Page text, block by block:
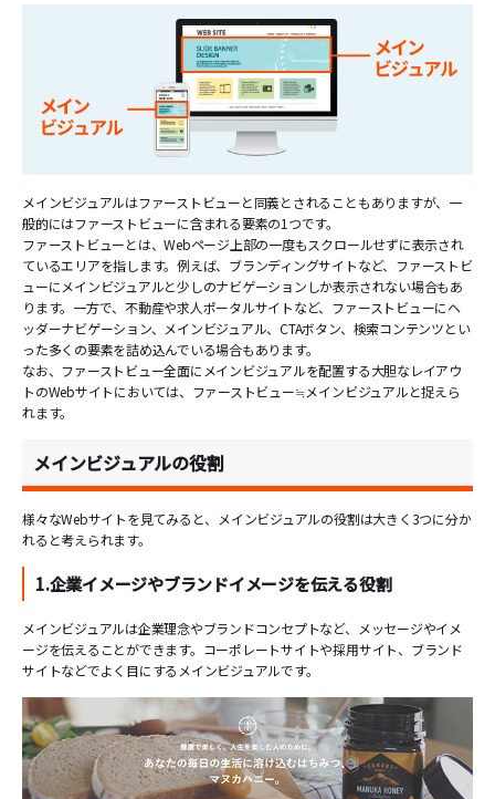
メインビジュアルはファーストビューと同義とされることもありますが、一
般的にはファーストビューに含まれる要素の1つです。
ファーストビューとは、Webページ上部の一度もスクロールせずに表示され
ているエリアを指します。例えば、ブランディングサイトなど、ファーストビ
ューにメインビジュアルと少しのナビゲーションしか表示されない場合もあ
ります。一方で、不動産や求人ポータルサイトなど、ファーストビューにヘ
ッダーナビゲーション、メインビジュアル、CTAボタン、検索コンテンツとい
った多くの要素を詰め込んでいる場合もあります。
なお、ファーストビュー全面にメインビジュアルを配置する大胆なレイアウ
トのWebサイトにおいては、ファーストビュー≒メインビジュアルと捉えら
れます。
メインビジュアルの役割
様々なWebサイトを見てみると、メインビジュアルの役割は大きく3つに分か
れると考えられます。
1.企業イメージやブランドイメージを伝える役割
メインビジュアルは企業理念やブランドコンセプトなど、メッセージやイメ
ージを伝えることができます。コーポレートサイトや採用サイト、ブランド
サイトなどでよく目にするメインビジュアルです。